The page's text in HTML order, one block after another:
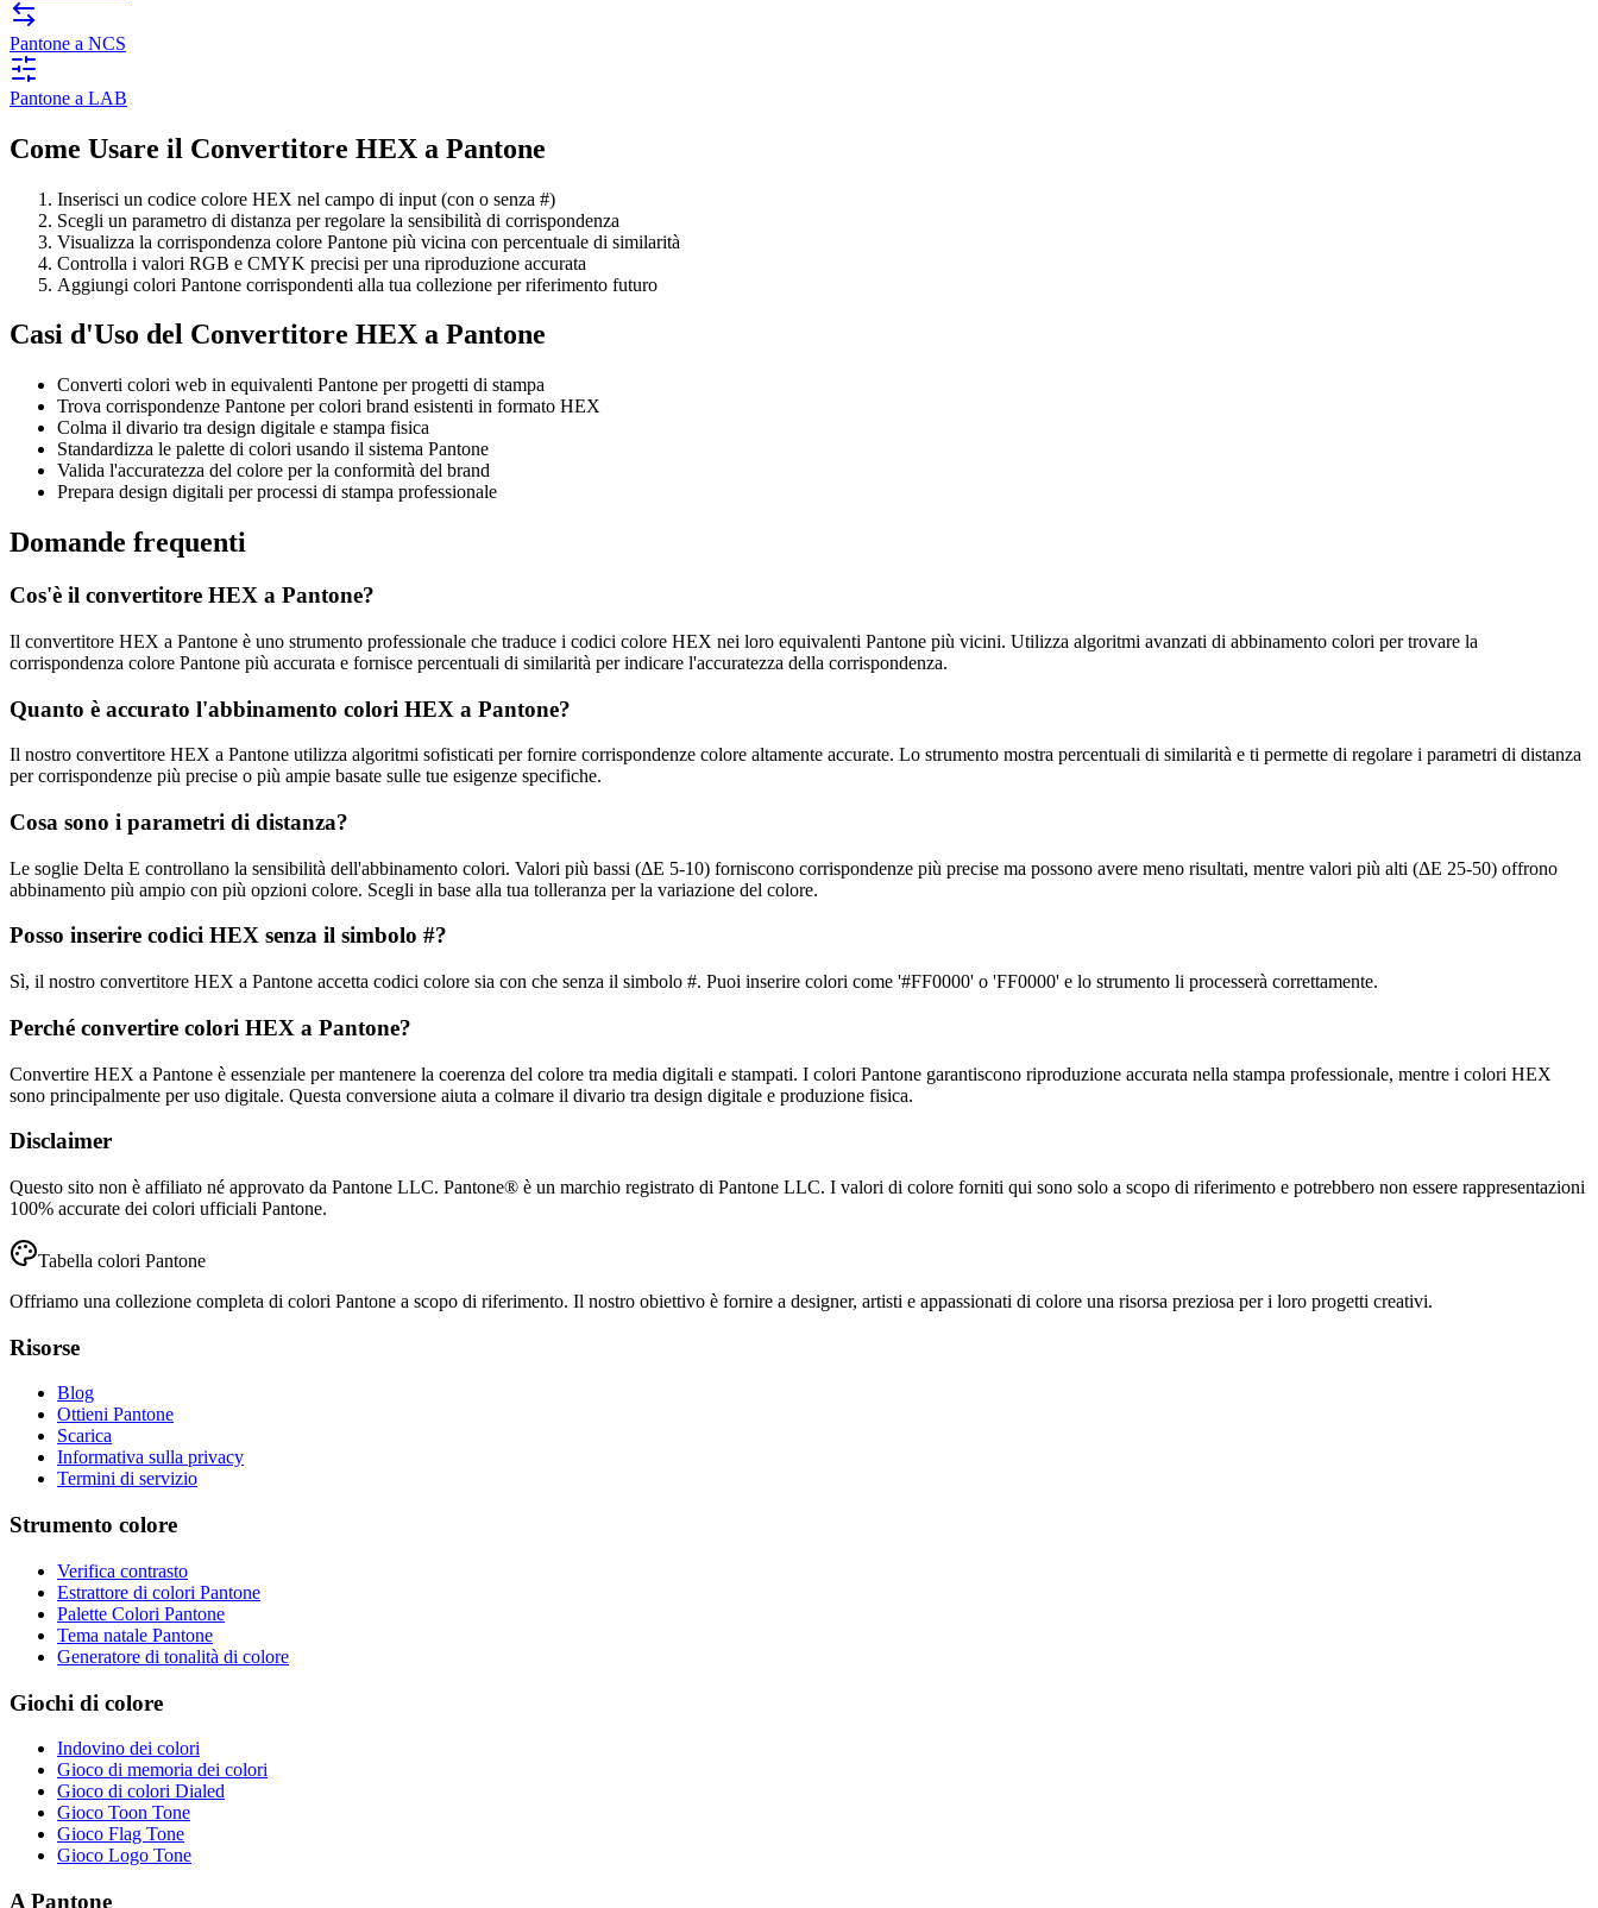
Pantone a NCS
Pantone a LAB
Come Usare il Convertitore HEX a Pantone
Inserisci un codice colore HEX nel campo di input (con o senza #)
Scegli un parametro di distanza per regolare la sensibilità di corrispondenza
Visualizza la corrispondenza colore Pantone più vicina con percentuale di similarità
Controlla i valori RGB e CMYK precisi per una riproduzione accurata
Aggiungi colori Pantone corrispondenti alla tua collezione per riferimento futuro
Casi d'Uso del Convertitore HEX a Pantone
Converti colori web in equivalenti Pantone per progetti di stampa
Trova corrispondenze Pantone per colori brand esistenti in formato HEX
Colma il divario tra design digitale e stampa fisica
Standardizza le palette di colori usando il sistema Pantone
Valida l'accuratezza del colore per la conformità del brand
Prepara design digitali per processi di stampa professionale
Domande frequenti
Cos'è il convertitore HEX a Pantone?
Il convertitore HEX a Pantone è uno strumento professionale che traduce i codici colore HEX nei loro equivalenti Pantone più vicini. Utilizza algoritmi avanzati di abbinamento colori per trovare la
corrispondenza colore Pantone più accurata e fornisce percentuali di similarità per indicare l'accuratezza della corrispondenza.
Quanto è accurato l'abbinamento colori HEX a Pantone?
Il nostro convertitore HEX a Pantone utilizza algoritmi sofisticati per fornire corrispondenze colore altamente accurate. Lo strumento mostra percentuali di similarità e ti permette di regolare i parametri di distanza
per corrispondenze più precise o più ampie basate sulle tue esigenze specifiche.
Cosa sono i parametri di distanza?
Le soglie Delta E controllano la sensibilità dell'abbinamento colori. Valori più bassi (ΔE 5-10) forniscono corrispondenze più precise ma possono avere meno risultati, mentre valori più alti (ΔE 25-50) offrono
abbinamento più ampio con più opzioni colore. Scegli in base alla tua tolleranza per la variazione del colore.
Posso inserire codici HEX senza il simbolo #?
Sì, il nostro convertitore HEX a Pantone accetta codici colore sia con che senza il simbolo #. Puoi inserire colori come '#FF0000' o 'FF0000' e lo strumento li processerà correttamente.
Perché convertire colori HEX a Pantone?
Convertire HEX a Pantone è essenziale per mantenere la coerenza del colore tra media digitali e stampati. I colori Pantone garantiscono riproduzione accurata nella stampa professionale, mentre i colori HEX
sono principalmente per uso digitale. Questa conversione aiuta a colmare il divario tra design digitale e produzione fisica.
Disclaimer
Questo sito non è affiliato né approvato da Pantone LLC. Pantone® è un marchio registrato di Pantone LLC. I valori di colore forniti qui sono solo a scopo di riferimento e potrebbero non essere rappresentazioni
100% accurate dei colori ufficiali Pantone.
Tabella colori Pantone
Offriamo una collezione completa di colori Pantone a scopo di riferimento. Il nostro obiettivo è fornire a designer, artisti e appassionati di colore una risorsa preziosa per i loro progetti creativi.
Risorse
Blog
Ottieni Pantone
Scarica
Informativa sulla privacy
Termini di servizio
Strumento colore
Verifica contrasto
Estrattore di colori Pantone
Palette Colori Pantone
Tema natale Pantone
Generatore di tonalità di colore
Giochi di colore
Indovino dei colori
Gioco di memoria dei colori
Gioco di colori Dialed
Gioco Toon Tone
Gioco Flag Tone
Gioco Logo Tone
A Pantone